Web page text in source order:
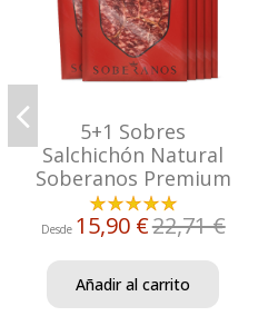
5+1 Sobres
Salchichón Natural
Soberanos Premium
Desde 15,90 €22,71 €
Añadir al carrito